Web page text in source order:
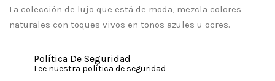
La colección de lujo que está de moda, mezcla colores
naturales con toques vivos en tonos azules u ocres.
Política De Seguridad
Lee nuestra política de seguridad